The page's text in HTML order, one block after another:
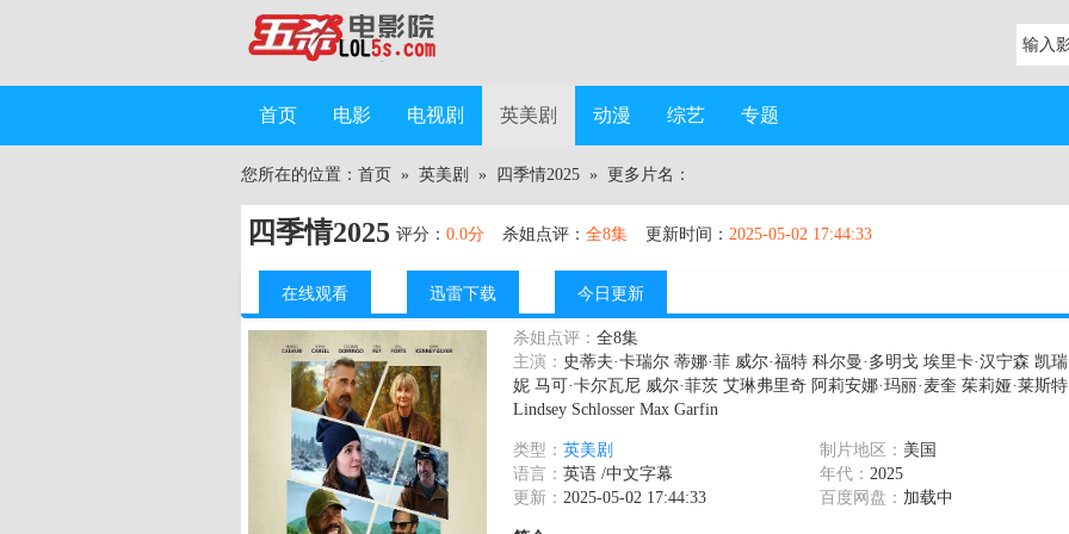
首页 电影 电视剧 英美剧 动漫 综艺 专题
您所在的位置： 首页 » 英美剧 » 四季情2025 » 更多片名：
四季情2025 评分： 0.0分 杀姐点评： 全8集 更新时间： 2025-05-02 17:44:33
在线观看 迅雷下载 今日更新
杀姐点评： 全8集
主演： 史蒂夫·卡瑞尔 蒂娜·菲 威尔·福特 科尔曼·多明戈 埃里卡·汉宁森 凯瑞
妮 马可·卡尔瓦尼 威尔·菲茨 艾琳弗里奇 阿莉安娜·玛丽·麦奎 茱莉娅·莱斯特
Lindsey Schlosser Max Garfin
类型： 英美剧
语言： 英语 /中文字幕
更新： 2025-05-02 17:44:33
制片地区： 美国
年代： 2025
百度网盘： 加载中